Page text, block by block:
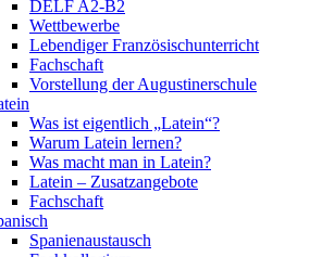
DELF A2-B2
Wettbewerbe
Lebendiger Französischunterricht
Fachschaft
Vorstellung der Augustinerschule
Was ist eigentlich „Latein“?
Warum Latein lernen?
Was macht man in Latein?
Latein – Zusatzangebote
Fachschaft
Spanienaustausch